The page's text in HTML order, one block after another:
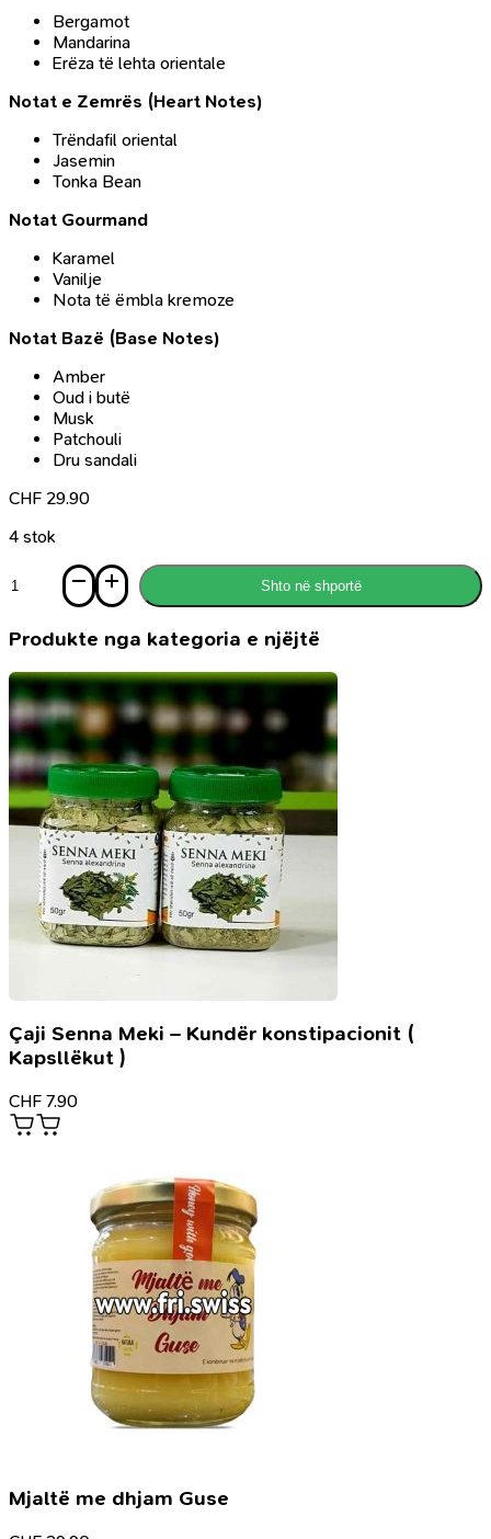
Bergamot
Mandarina
Erëza të lehta orientale
Notat e Zemrës (Heart Notes)
Trëndafil oriental
Jasemin
Tonka Bean
Notat Gourmand
Karamel
Vanilje
Nota të ëmbla kremoze
Notat Bazë (Base Notes)
Amber
Oud i butë
Musk
Patchouli
Dru sandali
CHF 29.90
4 stok
Parfum
100ml
Shto në shportë
Produkte nga kategoria e njëjtë
Çaji Senna Meki – Kundër konstipacionit (
Kapsllëkut )
CHF 7.90
Mjaltë me dhjam Guse